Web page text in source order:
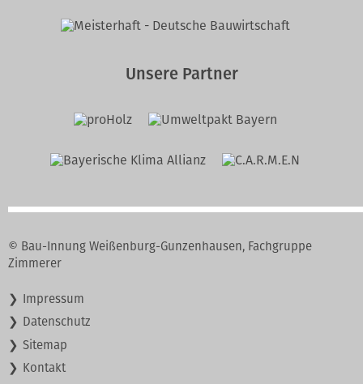
Unsere Partner
© Bau-Innung Weißenburg-Gunzenhausen, Fachgruppe
Zimmerer
Navigation
überspringen
Impressum
Datenschutz
Sitemap
Kontakt